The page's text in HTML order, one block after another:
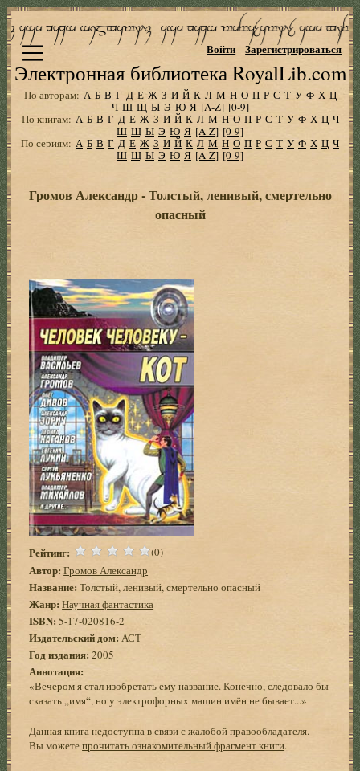
Электронная библиотека RoyalLib.com
Войти Зарегистрироваться
По авторам: А Б В Г Д Е Ж З И Й К Л М Н О П Р С Т У Ф Х Ц
Ч Ш Щ Ы Э Ю Я [A-Z] [0-9]
По книгам: А Б В Г Д Е Ж З И Й К Л М Н О П Р С Т У Ф Х Ц Ч
Ш Щ Ы Э Ю Я [A-Z] [0-9]
По сериям: А Б В Г Д Е Ж З И Й К Л М Н О П Р С Т У Ф Х Ц Ч
Ш Щ Ы Э Ю Я [A-Z] [0-9]
Громов Александр - Толстый, ленивый, смертельно
опасный
Рейтинг: (0)
Автор: Громов Александр
Название: Толстый, ленивый, смертельно опасный
Жанр: Научная фантастика
ISBN: 5-17-020816-2
Издательский дом: АСТ
Год издания: 2005
Аннотация:
«Вечером я стал изобретать ему название. Конечно, следовало бы
сказать „имя“, но у электрофорных машин имён не бывает...»
Данная книга недоступна в связи с жалобой правообладателя.
Вы можетепрочитать ознакомительный фрагмент книги.